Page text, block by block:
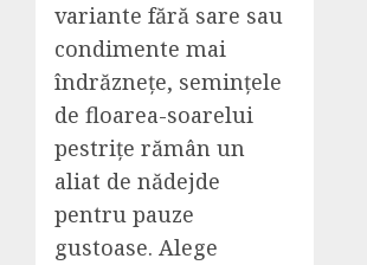
variante fără sare sau
condimente mai
îndrăznețe, semințele
de floarea-soarelui
pestrițe rămân un
aliat de nădejde
pentru pauze
gustoase. Alege